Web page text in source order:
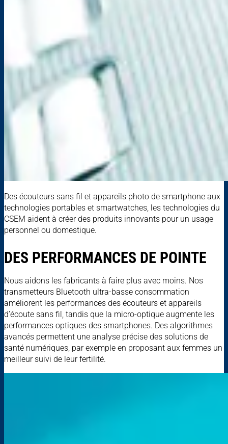
Des écouteurs sans fil et appareils photo de smartphone aux
technologies portables et smartwatches, les technologies du
CSEM aident à créer des produits innovants pour un usage
personnel ou domestique.
DES PERFORMANCES DE POINTE
Nous aidons les fabricants à faire plus avec moins. Nos
transmetteurs Bluetooth ultra-basse consommation
améliorent les performances des écouteurs et appareils
d’écoute sans fil, tandis que la micro-optique augmente les
performances optiques des smartphones. Des algorithmes
avancés permettent une analyse précise des solutions de
santé numériques, par exemple en proposant aux femmes un
meilleur suivi de leur fertilité.